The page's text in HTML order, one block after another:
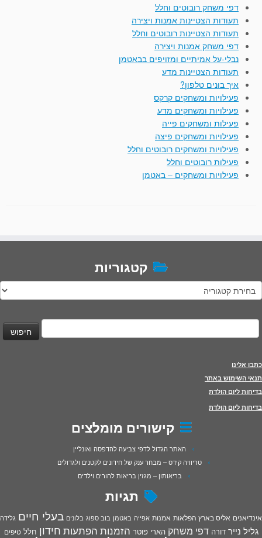
דפי משחק רובוטים וחלל
תעודות הצטיינות אמנות ויצירה
תעודות הצטיינות רובוטים וחלל
דפי משחק אמנות ויצירה
נבלי-על אמיתיים ומזויפים בבאטמן
תעודות הצטיינות מדע
איך בונים טלפון?
פעילויות ומשחקים קרקס
פעילויות ומשחקים מדע
פעילות ומשחקים פייה
פעילויות ומשחקים פיצה
פעילויות ומשחקים רובוטים וחלל
פעילות רובוטים וחלל
פעילויות ומשחקים – באטמן
קטגוריות
קטגוריות
חיפוש:
כתבו אלינו
תנאי השימוש באתר
בדיחות ליום הולדת
בדיחות ליום הולדת
קישורים מומלצים
האתר הגדול לדפי צביעה להדפסה ואונליין
טריוויה קידס – מבחר ענק של חידונים לקטנים ולגדולים
בריאותון – מגזין בריאות להורים וילדים
תגיות
אינדיאנים אליס בארץ הפלאות אמנות אפייה באטמן בוב ספוג בלונים בעלי חיים גלידה
גליל נייר דורה דפי משחק הארי פוטר הזמנות הפתעות חידון חלל טיפים